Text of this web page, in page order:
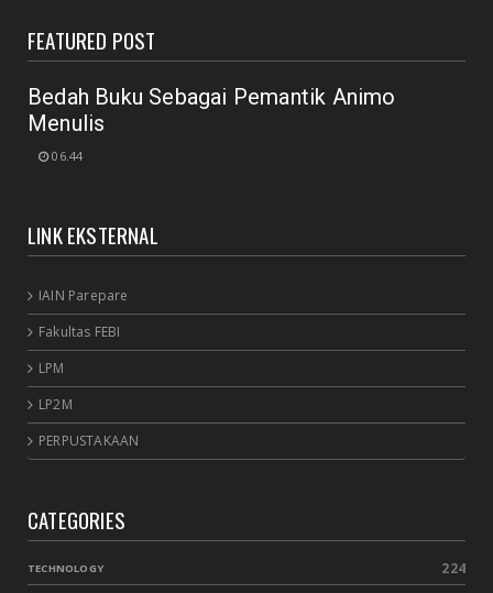
New Normal: peluang inovasi program perpustakaan
FEATURED POST
Bedah Buku Sebagai Pemantik Animo
Menulis
06.44
LINK EKSTERNAL
IAIN Parepare
Fakultas FEBI
LPM
LP2M
PERPUSTAKAAN
CATEGORIES
TECHNOLOGY 224